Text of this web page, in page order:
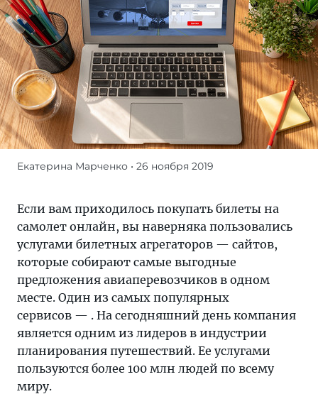
Если
приходилось
покупать
билеты
на
самолет
онлайн,
вы
наверняка
пользовались
услугами
билетных
Екатерина Марченко • 26 ноября 2019
Если вам приходилось покупать билеты на
самолет онлайн, вы наверняка пользовались
услугами билетных агрегаторов — сайтов,
которые собирают самые выгодные
предложения авиаперевозчиков в одном
месте. Один из самых популярных
сервисов — . На сегодняшний день компания
является одним из лидеров в индустрии
планирования путешествий. Ее услугами
пользуются более 100 млн людей по всему
миру.